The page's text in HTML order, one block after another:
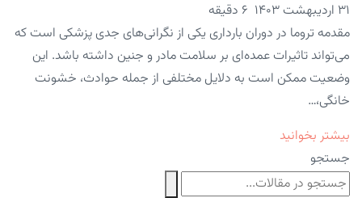
۳۱ اردیبهشت ۱۴۰۳
مقدمه تروما در دوران بارداری یکی از نگرانی‌های جدی پزشکی است که
می‌تواند تاثیرات عمده‌ای بر سلامت مادر و جنین داشته باشد. این
وضعیت ممکن است به دلایل مختلفی از جمله حوادث، خشونت
خانگی،…
بیشتر بخوانید
جستجو